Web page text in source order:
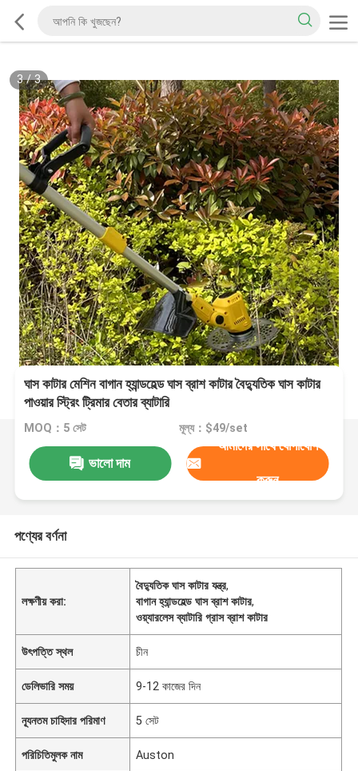
3/3
ঘাস কাটার মেশিন বাগান হ্যান্ডহেল্ড ঘাস ব্রাশ কাটার বৈদ্যুতিক ঘাস কাটার
পাওয়ার স্ট্রিং ট্রিমার বেতার ব্যাটারি
MOQ：5 সেট মূল্য：$49/set
ভালো দাম
আমাদের সাথে যোগাযোগ
করুন
পণ্যের বর্ণনা
লক্ষণীয় করা:
বৈদ্যুতিক ঘাস কাটার যন্ত্র,
বাগান হ্যান্ডহেল্ড ঘাস ব্রাশ কাটার,
ওয়্যারলেস ব্যাটারি গ্রাস ব্রাশ কাটার
উৎপত্তি স্থল চীন
ডেলিভারি সময় 9-12 কাজের দিন
ন্যূনতম চাহিদার পরিমাণ 5 সেট
পরিচিতিমুলক নাম Auston